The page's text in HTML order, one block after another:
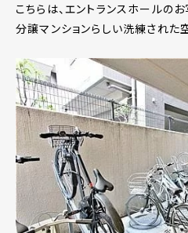
こちらは、エントランスホールの
分譲マンションらしい洗練された空